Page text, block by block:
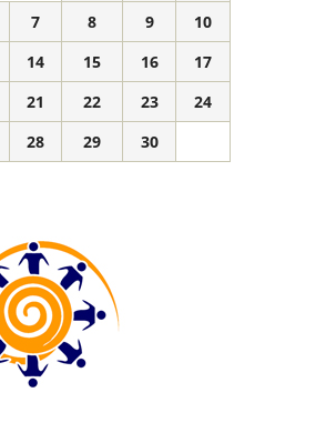
7 8 9
10
14 15 16
17
21 22 23
24
28 29
30